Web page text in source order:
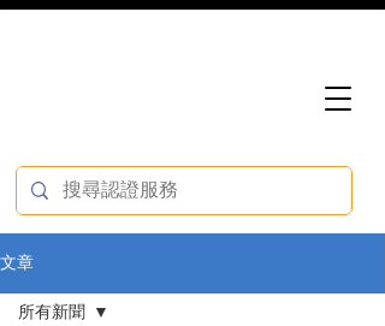
文章
所有新聞